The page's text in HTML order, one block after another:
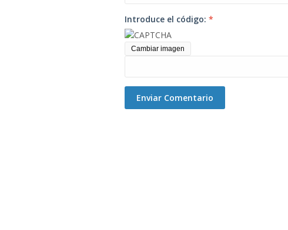
Introduce el código: *
Cambiar imagen
Enviar Comentario